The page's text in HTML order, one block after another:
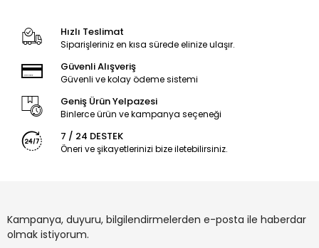
Hızlı Teslimat
Siparişleriniz en kısa sürede elinize ulaşır.
Güvenli Alışveriş
Güvenli ve kolay ödeme sistemi
Geniş Ürün Yelpazesi
Binlerce ürün ve kampanya seçeneği
7 / 24 DESTEK
Öneri ve şikayetlerinizi bize iletebilirsiniz.
Kampanya, duyuru, bilgilendirmelerden e-posta ile haberdar
olmak istiyorum.